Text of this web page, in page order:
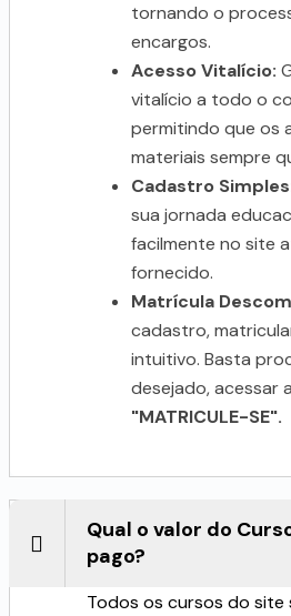
tornando o
encargos.
Acesso Vitalício:
vitalício a todo o
permitindo que os
materiais sempre
Cadastro
sua jornada
facilmente no site
fornecido.
Matrícula
cadastro,
intuitivo. Basta
desejado, acessar
"MATRICULE-SE".
Qual o valor do
pago?
Todos os cursos do site